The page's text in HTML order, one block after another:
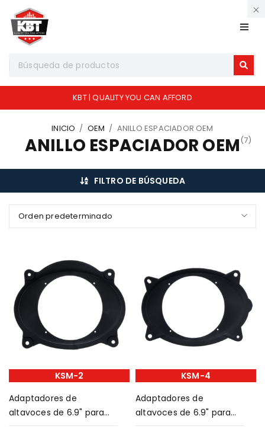
KBT | QUALITY YOU CAN AFFORD
INICIO / OEM / ANILLO ESPACIADOR OEM
ANILLO ESPACIADOR OEM (7)
FILTRO DE BÚSQUEDA
Orden predeterminado
KSM-2
Adaptadores de
altavoces de 6.9" para
Toyota camry y reiz
KSM-4
Adaptadores de
altavoces de 6.9" para
Toyota highlander 2006-